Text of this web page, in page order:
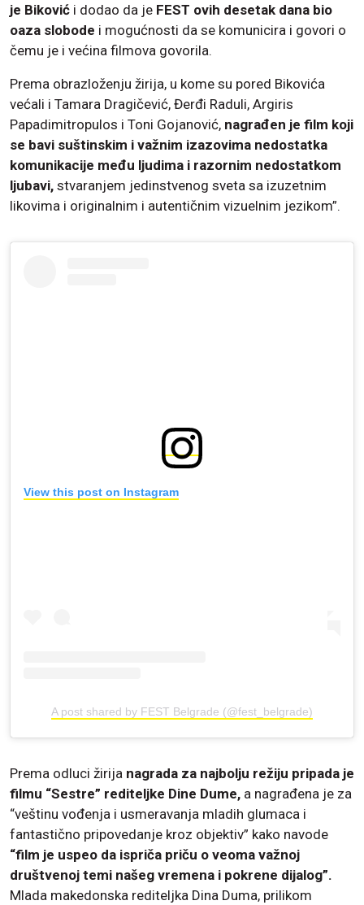
je Biković i dodao da je FEST ovih desetak dana bio
oaza slobode i mogućnosti da se komunicira i govori o
čemu je i većina filmova govorila.
Prema obrazloženju žirija, u kome su pored Bikovića
većali i Tamara Dragičević, Đerđi Raduli, Argiris
Papadimitropulos i Toni Gojanović, nagrađen je film koji
se bavi suštinskim i važnim izazovima nedostatka
komunikacije među ljudima i razornim nedostatkom
ljubavi, stvaranjem jedinstvenog sveta sa izuzetnim
likovima i originalnim i autentičnim vizuelnim jezikom”.
View this post on Instagram
A post shared by FEST Belgrade (@fest_belgrade)
Prema odluci žirija nagrada za najbolju režiju pripada je
filmu “Sestre” rediteljke Dine Dume, a nagrađena je za
“veštinu vođenja i usmeravanja mladih glumaca i
fantastično pripovedanje kroz objektiv” kako navode
“film je uspeo da ispriča priču o veoma važnoj
društvenoj temi našeg vremena i pokrene dijalog”.
Mlada makedonska rediteljka Dina Duma, prilikom